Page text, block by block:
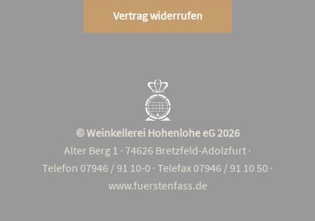
Vertrag widerrufen
© Weinkellerei Hohenlohe eG 2026
Alter Berg 1 · 74626 Bretzfeld-Adolzfurt ·
Telefon 07946 / 91 10-0 · Telefax 07946 / 91 10 50 ·
www.fuerstenfass.de